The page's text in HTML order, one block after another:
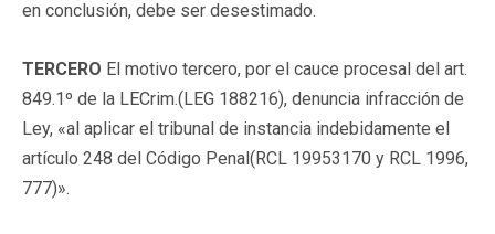
en conclusión, debe ser desestimado.
TERCERO El motivo tercero, por el cauce procesal del art.
849.1º de la LECrim.(LEG 188216), denuncia infracción de
Ley, «al aplicar el tribunal de instancia indebidamente el
artículo 248 del Código Penal(RCL 19953170 y RCL 1996,
777)».